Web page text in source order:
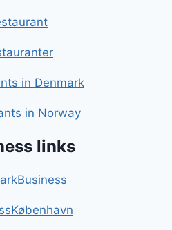
in Denmark
in Norway
links